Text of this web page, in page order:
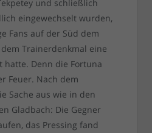
und schließlich
eingewechselt wurden,
Fans auf der Süd dem
Trainerdenkmal eine
hatte. Denn die Fortuna
Feuer. Nach dem
Sache aus wie in den
Gladbach: Die Gegner
das Pressing fand